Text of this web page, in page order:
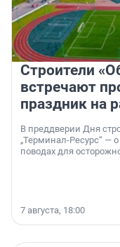
Строители
встречают
праздник на
В преддверии Дня
„Терминал-Ресурс“ —
поводах для
7 августа, 18:00